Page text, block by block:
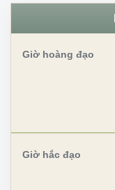
Giờ hoàng đạo
Giờ hắc đạo